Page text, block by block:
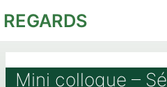
auREGARDS
Mini colloque –